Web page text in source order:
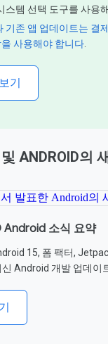
스템 선택 도구를 사용
기존 앱 업데이트는 결
사용해야 합니다.
기
ANDROID의
소식 요약
15, 폼 팩터,
신 Android 개발 업데이